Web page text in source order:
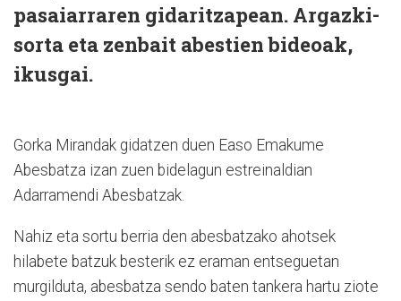
pasaiarraren gidaritzapean. Argazki-
sorta eta zenbait abestien bideoak,
ikusgai.
Gorka Mirandak gidatzen duen Easo Emakume
Abesbatza izan zuen bidelagun estreinaldian
Adarramendi Abesbatzak.
Nahiz eta sortu berria den abesbatzako ahotsek
hilabete batzuk besterik ez eraman entseguetan
murgilduta, abesbatza sendo baten tankera hartu ziote